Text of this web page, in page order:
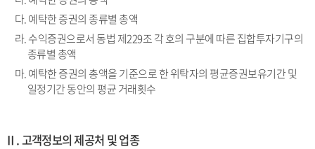
다. 예탁한 증권의 종류별 총액
라. 수익증권으로서 동법 제229조 각 호의 구분에 따른 집합투자기구의
종류별 총액
마. 예탁한 증권의 총액을 기준으로 한 위탁자의 평균증권보유기간 및
일정기간 동안의 평균 거래횟수
Ⅱ. 고객정보의 제공처 및 업종